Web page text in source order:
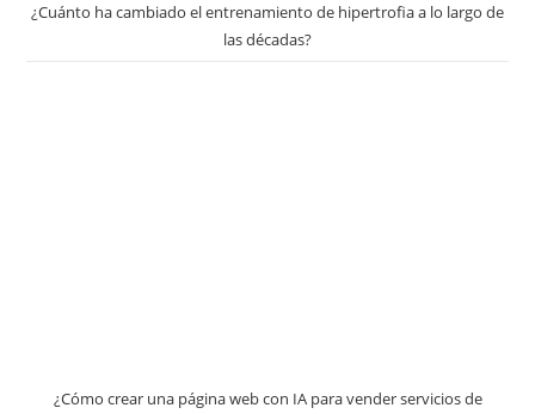
¿Cuánto ha cambiado el entrenamiento de hipertrofia a lo largo de
las décadas?
¿Cómo crear una página web con IA para vender servicios de